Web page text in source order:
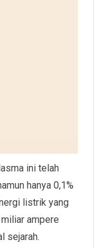
ini telah
hanya 0,1%
listrik yang
ampere
sejarah.